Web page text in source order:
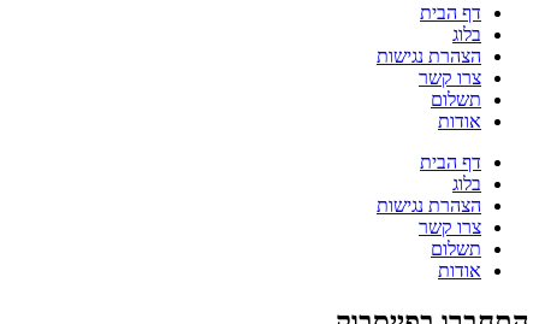
דף הבית
בלוג
הצהרת נגישות
צרו קשר
תשלום
אודות
דף הבית
בלוג
הצהרת נגישות
צרו קשר
תשלום
אודות